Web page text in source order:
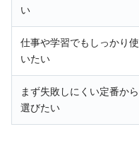
い
仕事や学習でもしっかり使
いたい
まず失敗しにくい定番から
選びたい